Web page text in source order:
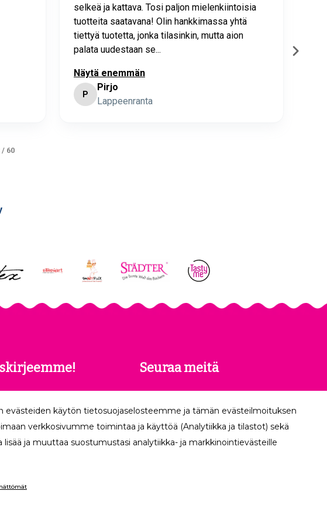
selkeä ja kattava. Tosi paljon mielenkiintoisia
tuotteita saatavana! Olin hankkimassa yhtä
tiettyä tuotetta, jonka tilasinkin, mutta aion
palata uudestaan se...
Näytä enemmän
P
Pirjo
Lappeenranta
/ 60
suoraan sähköpostiisi.
Tilaa
Seuraa meitä
käytön tietosuojaselosteemme ja tämän evästeilmoituksen
verkkosivumme toimintaa ja käyttöä (Analytiikka ja tilastot) sekä
ja muuttaa suostumustasi analytiikka- ja markkinointievästeille